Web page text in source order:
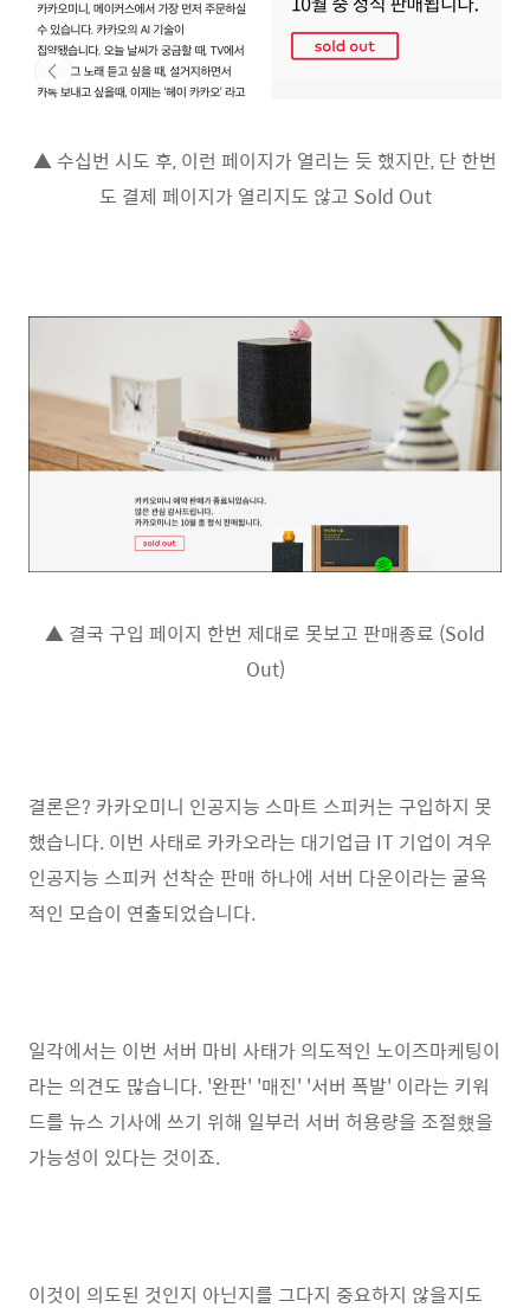
▲ 수십번 시도 후, 이런 페이지가 열리는 듯 했지만, 단 한번
도 결제 페이지가 열리지도 않고 Sold Out
▲ 결국 구입 페이지 한번 제대로 못보고 판매종료 (Sold
Out)
결론은? 카카오미니 인공지능 스마트 스피커는 구입하지 못
했습니다. 이번 사태로 카카오라는 대기업급 IT 기업이 겨우
인공지능 스피커 선착순 판매 하나에 서버 다운이라는 굴욕
적인 모습이 연출되었습니다.
일각에서는 이번 서버 마비 사태가 의도적인 노이즈마케팅이
라는 의견도 많습니다. '완판' '매진' '서버 폭발' 이라는 키워
드를 뉴스 기사에 쓰기 위해 일부러 서버 허용량을 조절헀을
가능성이 있다는 것이죠.
이것이 의도된 것인지 아닌지를 그다지 중요하지 않을지도